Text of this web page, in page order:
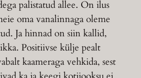
palistatud allee. On ilus
oma vanalinnaga oleme
Ja hinnad on siin kallid,
Positiivse külje pealt
kaameraga vehkida, sest